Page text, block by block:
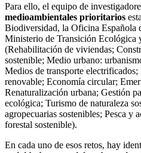
Para ello, el equipo de
medioambientales prioritarios
Biodiversidad, la Oficina Española
Ministerio de Transición Ecológica
(Rehabilitación de viviendas;
sostenible; Medio urbano:
Medios de transporte
renovable; Economía circular;
Renaturalización urbana; Gestión
ecológica; Turismo de naturaleza
agropecuarias sostenibles; Pesca y
forestal sostenible).
En cada uno de esos retos, hay